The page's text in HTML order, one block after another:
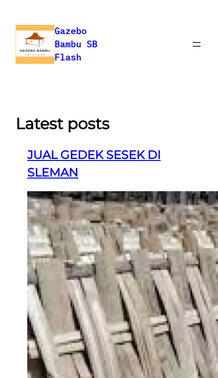
content
Gazebo
Bambu SB
Flash
Latest posts
JUAL GEDEK SESEK DI
SLEMAN